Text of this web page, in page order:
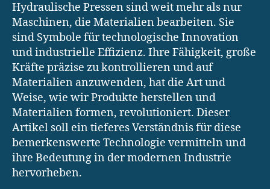
Hydraulische Pressen sind weit mehr als nur
Maschinen, die Materialien bearbeiten. Sie
sind Symbole für technologische Innovation
und industrielle Effizienz. Ihre Fähigkeit, große
Kräfte präzise zu kontrollieren und auf
Materialien anzuwenden, hat die Art und
Weise, wie wir Produkte herstellen und
Materialien formen, revolutioniert. Dieser
Artikel soll ein tieferes Verständnis für diese
bemerkenswerte Technologie vermitteln und
ihre Bedeutung in der modernen Industrie
hervorheben.